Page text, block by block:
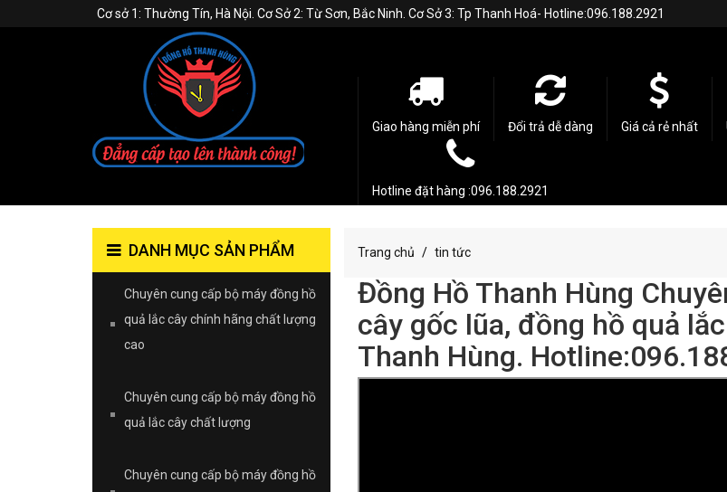
Cơ sở 1: Thường Tín, Hà Nội. Cơ Sở 2: Từ Sơn, Bắc Ninh. Cơ Sở 3: Tp Thanh Hoá- Hotline:096.188.2921
Giao hàng miễn phí Đổi trả dễ dàng Giá cả rẻ nhất
Hotline đặt hàng :096.188.2921
Trang chủ tin tức
Đồng Hồ Thanh Hùng
cây gốc lũa, đồng hồ quả
Thanh Hùng.
DANH MỤC SẢN PHẨM
Chuyên cung cấp bộ máy đồng hồ
quả lắc cây chính hãng chất lượng
cao
Chuyên cung cấp bộ máy đồng hồ
quả lắc cây chất lượng
Chuyên cung cấp bộ máy đồng hồ